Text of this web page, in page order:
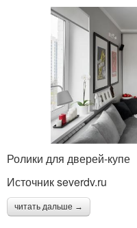
Ролики для дверей-купе
Источник severdv.ru
читать дальше →